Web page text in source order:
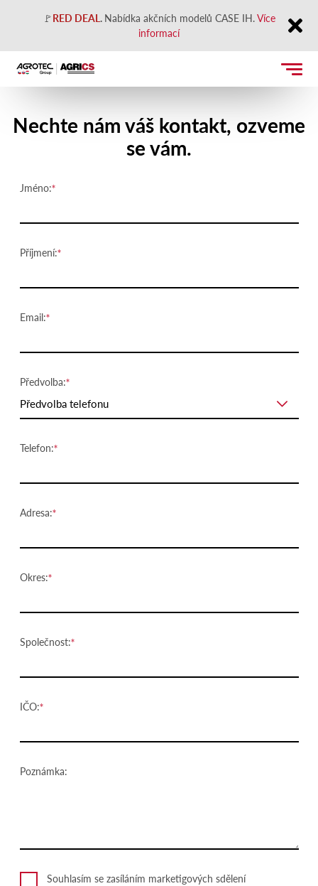
🚩RED DEAL. Nabídka akčních modelů CASE IH.Více
informací
Close
Nechte nám váš kontakt, ozveme
se vám.
Jméno:
Příjmení:
Email:
Předvolba:
Předvolba telefonu
Telefon:
Adresa:
Okres:
Společnost:
IČO:
Poznámka:
Souhlasím se zasíláním marketigových sdělení